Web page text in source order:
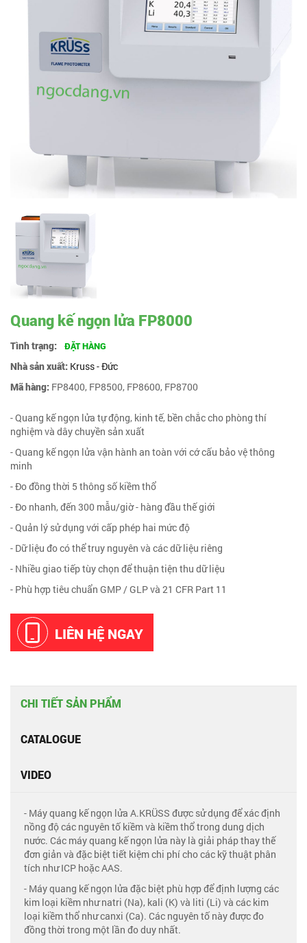
Quang kế ngọn lửa FP8000
Tình trạng: ĐẶT HÀNG
Nhà sản xuất: Kruss - Đức
Mã hàng: FP8400, FP8500, FP8600, FP8700
- Quang kế ngọn lửa tự động, kinh tế, bền chắc cho phòng thí
nghiệm và dây chuyền sản xuất
- Quang kế ngọn lửa vận hành an toàn với cớ cấu bảo vệ thông
minh
- Đo đồng thời 5 thông số kiềm thổ
- Đo nhanh, đến 300 mẫu/giờ - hàng đầu thế giới
- Quản lý sử dụng với cấp phép hai mức độ
- Dữ liệu đo có thể truy nguyên và các dữ liệu riêng
- Nhiều giao tiếp tùy chọn để thuận tiện thu dữ liệu
- Phù hợp tiêu chuẩn GMP / GLP và 21 CFR Part 11
LIÊN HỆ NGAY
CHI TIẾT SẢN PHẨM
CATALOGUE
VIDEO
- Máy quang kế ngọn lửa A.KRÜSS được sử dụng để xác định
nồng độ các nguyên tố kiềm và kiềm thổ trong dung dịch
nước. Các máy quang kế ngọn lửa này là giải pháp thay thế
đơn giản và đặc biệt tiết kiệm chi phí cho các kỹ thuật phân
tích như ICP hoặc AAS.
- Máy quang kế ngọn lửa đặc biệt phù hợp để định lượng các
kim loại kiềm như natri (Na), kali (K) và liti (Li) và các kim
loại kiềm thổ như canxi (Ca). Các nguyên tố này được đo
đồng thời trong một lần đo duy nhất.